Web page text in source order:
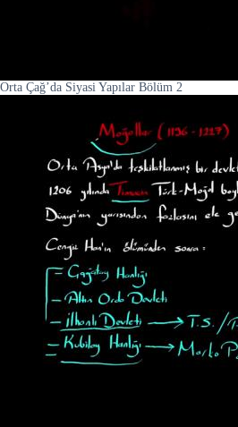
Orta Çağ’da Siyasi Yapılar Bölüm 2